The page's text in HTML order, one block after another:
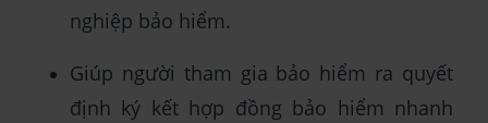
nghiệp bảo hiểm.
Giúp người tham gia bảo hiểm ra quyết
định ký kết hợp đồng bảo hiểm nhanh